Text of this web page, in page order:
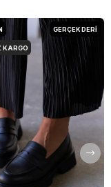
KARGO
GERÇEK DERİ